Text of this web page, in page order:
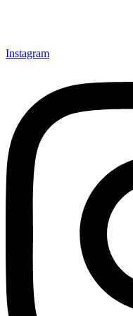
Instagram